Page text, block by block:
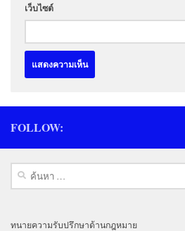
เว็บไซต์
FOLLOW:
ค้นหา
สำหรับ:
ทนายความรับปรึกษาด้านกฎหมาย